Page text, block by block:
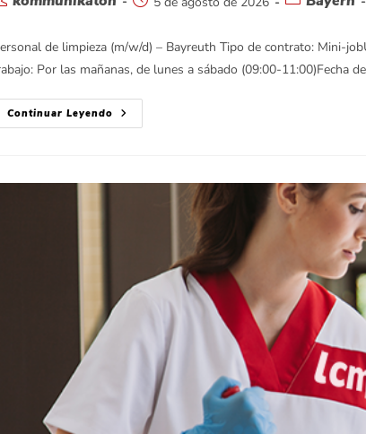
de limpieza (m/w/d) – Bayreuth Tipo de contrato: Mini-
Por las mañanas, de lunes a sábado (09:00-11:00)Fecha
Continuar Leyendo